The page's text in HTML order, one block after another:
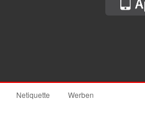
Netiquette Werben